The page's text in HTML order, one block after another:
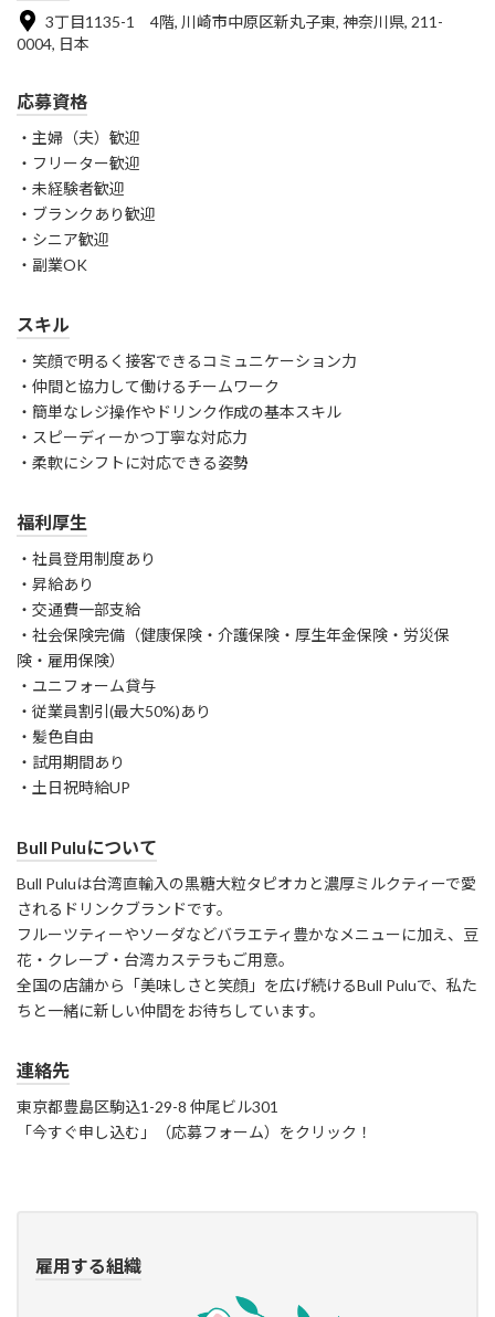
3丁目1135-1 4階, 川崎市中原区新丸子東, 神奈川県, 211-
0004, 日本
応募資格
・主婦（夫）歓迎
・フリーター歓迎
・未経験者歓迎
・ブランクあり歓迎
・シニア歓迎
・副業OK
スキル
・笑顔で明るく接客できるコミュニケーション力
・仲間と協力して働けるチームワーク
・簡単なレジ操作やドリンク作成の基本スキル
・スピーディーかつ丁寧な対応力
・柔軟にシフトに対応できる姿勢
福利厚生
・社員登用制度あり
・昇給あり
・交通費一部支給
・社会保険完備（健康保険・介護保険・厚生年金保険・労災保
険・雇用保険）
・ユニフォーム貸与
・従業員割引(最大50%)あり
・髪色自由
・試用期間あり
・土日祝時給UP
Bull Puluについて
Bull Puluは台湾直輸入の黒糖大粒タピオカと濃厚ミルクティーで愛
されるドリンクブランドです。
フルーツティーやソーダなどバラエティ豊かなメニューに加え、豆
花・クレープ・台湾カステラもご用意。
全国の店舗から「美味しさと笑顔」を広げ続けるBull Puluで、私た
ちと一緒に新しい仲間をお待ちしています。
連絡先
東京都豊島区駒込1-29-8 仲尾ビル301
「今すぐ申し込む」（応募フォーム）をクリック！
雇用する組織